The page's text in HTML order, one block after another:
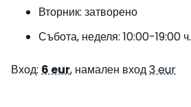
Вторник: затворено
Събота, неделя: 10:00-19:00 ч.
Вход: 6 eur, намален вход3 eur